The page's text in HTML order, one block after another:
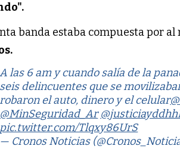
banda estaba compuesta por
A las 6 am y cuando salía de la
seis delincuentes que se
robaron el auto, dinero y el celular
@MinSeguridad_Ar
pic.twitter.com/Tlqxy86UrS
— Cronos Noticias